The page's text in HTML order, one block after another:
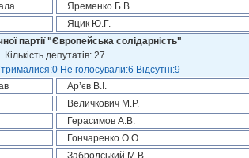
Яременко Б.В.
Яцик Ю.Г.
партії "Європейська солідарність"
Кількість депутатів: 27
Не голосували:6 Відсутні:9
Ар’єв В.І.
Величкович М.Р.
Герасимов А.В.
Гончаренко О.О.
Забродський М.В.